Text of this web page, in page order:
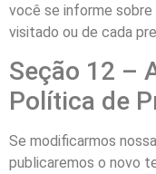
você se informe
visitado ou de cada
Seção 12 –
Política de
Se modificarmos
publicaremos o novo